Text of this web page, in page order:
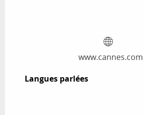
www.cannes.com
Langues parlées
Langues parlées